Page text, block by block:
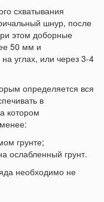
схватывания
шнур, после
этом доборные
50 мм и
углах, или через 3-4
определяется вся
в
котором
грунте;
ослабленный грунт.
необходимо не